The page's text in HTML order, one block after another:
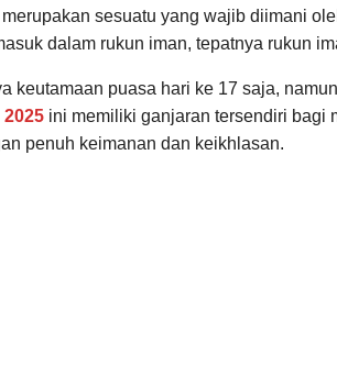
sesuatu yang wajib diimani
dalam rukun iman, tepatnya rukun
keutamaan puasa hari ke 17 saja,
2025 ini memiliki ganjaran tersendiri bagi
penuh keimanan dan keikhlasan.